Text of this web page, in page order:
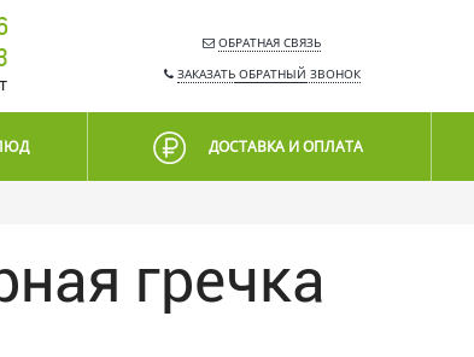
ОБРАТНАЯ СВЯЗЬ
ЗАКАЗАТЬОБРАТНЫЙ ЗВОНОК
ДОСТАВКА И ОПЛАТА
гречка